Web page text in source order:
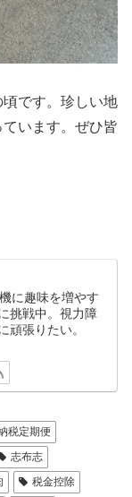
です。珍しい地
います。ぜひ皆
に趣味を増やす
挑戦中。視力障
頑張りたい。
税定期便
志布志
税金控除